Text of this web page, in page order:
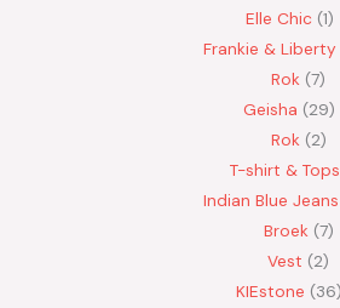
Elle Chic 1
Frankie & Liberty
Rok 7
Geisha
29
Rok 2
T-shirt & Tops
Indian Blue Jeans
Broek 7
Vest
2
KIEstone
36